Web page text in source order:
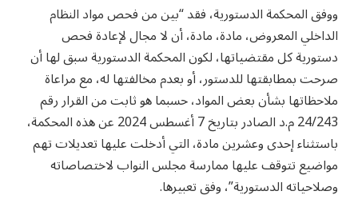
ووفق المحكمة الدستورية، فقد “بين من فحص مواد النظام
الداخلي المعروض، مادة، مادة، أن لا مجال لإعادة فحص
دستورية كل مقتضياتها، لكون المحكمة الدستورية سبق لها أن
صرحت بمطابقتها للدستور، أو بعدم مخالفتها له، مع مراعاة
ملاحظاتها بشأن بعض المواد، حسبما هو ثابت من القرار رقم
24/243 م.د الصادر بتاريخ 7 أغسطس 2024 عن هذه المحكمة،
باستثناء إحدى وعشرين مادة، التي أدخلت عليها تعديلات تهم
مواضيع تتوقف عليها ممارسة مجلس النواب لاختصاصاته
وصلاحياته الدستورية”، وفق تعبيرها.